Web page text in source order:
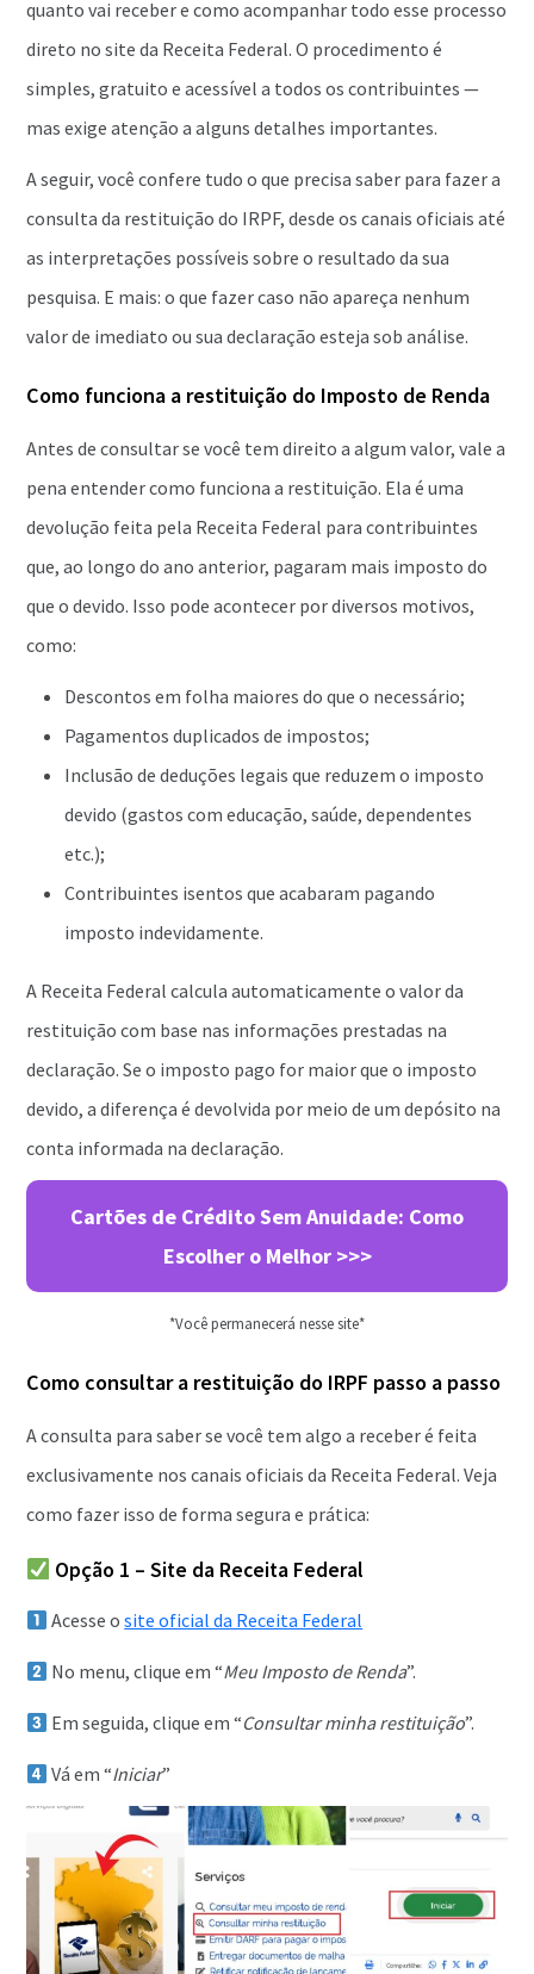
quanto vai receber e como acompanhar todo esse processo
direto no site da Receita Federal. O procedimento é
simples, gratuito e acessível a todos os contribuintes —
mas exige atenção a alguns detalhes importantes.
A seguir, você confere tudo o que precisa saber para fazer a
consulta da restituição do IRPF, desde os canais oficiais até
as interpretações possíveis sobre o resultado da sua
pesquisa. E mais: o que fazer caso não apareça nenhum
valor de imediato ou sua declaração esteja sob análise.
Como funciona a restituição do Imposto de Renda
Antes de consultar se você tem direito a algum valor, vale a
pena entender como funciona a restituição. Ela é uma
devolução feita pela Receita Federal para contribuintes
que, ao longo do ano anterior, pagaram mais imposto do
que o devido. Isso pode acontecer por diversos motivos,
como:
Descontos em folha maiores do que o necessário;
Pagamentos duplicados de impostos;
Inclusão de deduções legais que reduzem o imposto
devido (gastos com educação, saúde, dependentes
etc.);
Contribuintes isentos que acabaram pagando
imposto indevidamente.
A Receita Federal calcula automaticamente o valor da
restituição com base nas informações prestadas na
declaração. Se o imposto pago for maior que o imposto
devido, a diferença é devolvida por meio de um depósito na
conta informada na declaração.
Cartões de Crédito Sem Anuidade: Como
Escolher o Melhor >>>
*Você permanecerá nesse site*
Como consultar a restituição do IRPF passo a passo
A consulta para saber se você tem algo a receber é feita
exclusivamente nos canais oficiais da Receita Federal. Veja
como fazer isso de forma segura e prática:
Opção 1 – Site da Receita Federal
Acesse osite oficial da Receita Federal
No menu, clique em “Meu Imposto de Renda”.
Em seguida, clique em “Consultar minha restituição”.
Vá em “Iniciar”